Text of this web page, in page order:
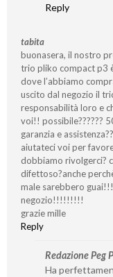
Reply
tabita
buonasera, il nostro
trio pliko compact p3
dove l’abbiamo
uscito dal negozio il
responsabilità loro e
voi!! possibile??????
garanzia e assistenza??
aiutateci voi per
dobbiamo rivolgerci?
difettoso?anche
male sarebbero
negozio!!!!!!!!!
grazie mille
Reply
Redazione Peg
Ha